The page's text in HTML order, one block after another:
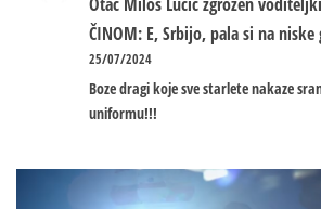
ČINOM: E, Srbijo, pala si na niske
25/07/2024
Boze dragi koje sve starlete nakaze
uniformu!!!